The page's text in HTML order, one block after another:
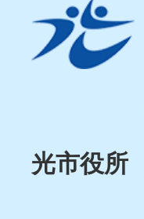
市
Hikari
光市役所